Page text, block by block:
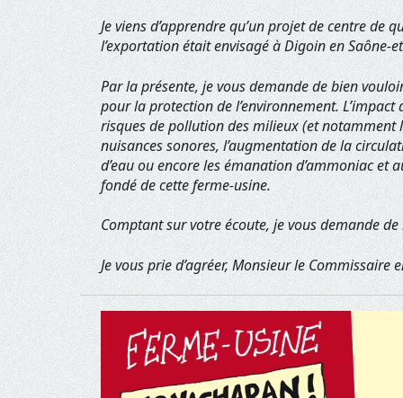
Je viens d’apprendre qu’un projet de centre
l’exportation était envisagé à Digoin en Saône-
Par la présente, je vous demande de bien
pour la protection de l’environnement.
risques de pollution des milieux (et notamment
nuisances sonores, l’augmentation de la
d’eau ou encore les émanation d’ammoniac
fondé de cette ferme-usine.
Comptant sur votre écoute, je vous demande
Je vous prie d’agréer, Monsieur le